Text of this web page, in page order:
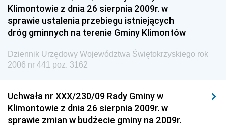
Klimontowie z dnia 26 sierpnia 2009r. w
sprawie ustalenia przebiegu istniejących
dróg gminnych na terenie Gminy Klimontów
Dziennik Urzędowy Województwa Świętokrzyskiego rok
2006 nr 441 poz. 3162
Uchwała nr XXX/230/09 Rady Gminy w
Klimontowie z dnia 26 sierpnia 2009r. w
sprawie zmian w budżecie gminy na 2009r.